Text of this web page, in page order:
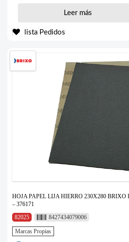
Leer más
lista Pedidos
HOJA PAPEL LIJA HIERRO 230X280 BRIXO
– 376171
82025
8427434079006
Marcas Propias